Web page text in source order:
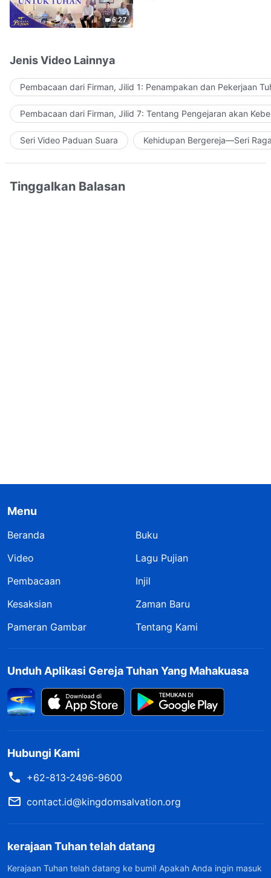
6:27
Jenis Video Lainnya
Pembacaan dari Firman, Jilid 1: Penampakan dan Pekerjaan
Pembacaan dari Firman, Jilid 7: Tentang Pengejaran akan
Seri Video Paduan Suara Kehidupan Bergereja—Seri
Tinggalkan Balasan
Menu
Beranda
Buku
Video
Lagu Pujian
Pembacaan
Injil
Kesaksian
Zaman Baru
Pameran Gambar
Tentang Kami
Unduh Aplikasi Gereja Tuhan Yang Mahakuasa
Hubungi Kami
+62-813-2496-9600
contact.id@kingdomsalvation.org
kerajaan Tuhan telah datang
Kerajaan Tuhan telah datang ke bumi! Apakah Anda ingin masuk